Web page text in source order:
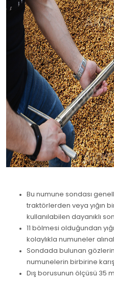
Bu numune sondası
traktörlerden veya yığın
kullanılabilen dayanıklı
11 bölmesi olduğundan
kolaylıkla numuneler
Sondada bulunan
numunelerin birbirine
Dış borusunun ölçüsü 35